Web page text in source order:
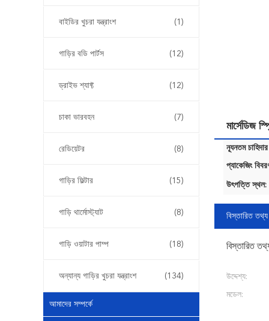
বাইডির খুচরা যন্ত্রাংশ (1)
গাড়ির বডি পার্টস (12)
ড্রাইভ শ্যাফ্ট (12)
চাকা ভারবহন (7)
রেডিয়েটর (8)
গাড়ির ফিল্টার (15)
গাড়ি থার্মোস্ট্যাট (8)
গাড়ি ওয়াটার পাম্প (18)
অন্যান্য গাড়ির খুচরা যন্ত্রাংশ (134)
আমাদের সম্পর্কে
মার্সেডিজ
ন্যূনতম
প্যাকেজিং
উৎপত্তি স্থল:
বিস্তারিত তথ্য
বিস্তারিত
উদ্দেশ্য:
মডেল: